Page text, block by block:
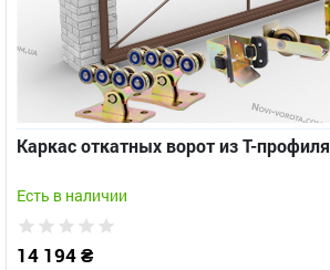
Каркас откатных ворот из Т-профиля
Есть в наличии
14 194 ₴